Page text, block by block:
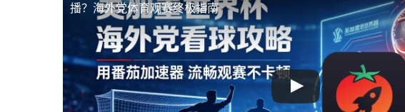
播？海外党体育观赛终极指南